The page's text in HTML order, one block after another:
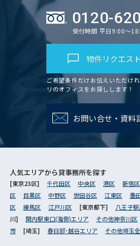
0120-
受付時間 平日9:00～
物件リクエスト
ご希望条件だけお伝えいただけ
リのオフィスをお探しします！
お問い合せ・資料
人気エリアから貸事務所を探す
[東京23区] 千代田区 中央区 港区 新宿区
区
目黒区 中野区 世田谷区 江東区 墨
区
練馬区 江戸川区 [東京都下] 八王子
川] 関内駅東口(海側)エリア その他神奈川区
市
[埼玉] 春日部･越谷エリア その他埼玉